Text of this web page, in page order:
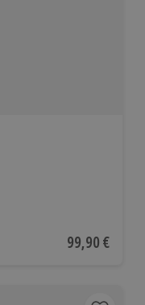
120 Bewertungen
Aktueller
99,90 €